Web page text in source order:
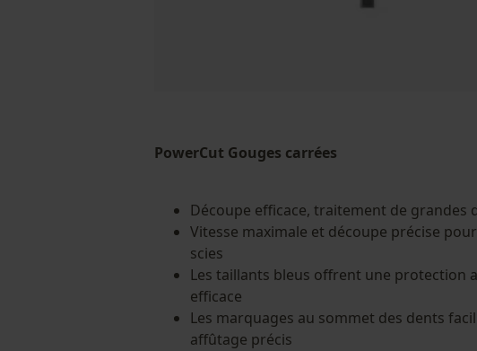
PowerCut Gouges carrées
Découpe efficace, traitement de grandes
Vitesse maximale et découpe précise
scies
Les taillants bleus offrent une protection
efficace
Les marquages au sommet des dents
affûtage précis